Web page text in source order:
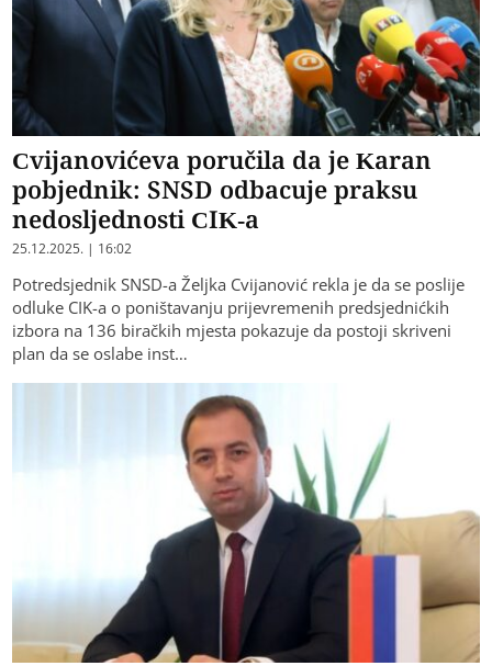
Cvijanovićeva poručila da je Karan
pobjednik: SNSD odbacuje praksu
nedosljednosti CIK-a
25.12.2025. | 16:02
Potredsjednik SNSD-a Željka Cvijanović rekla je da se poslije
odluke CIK-a o poništavanju prijevremenih predsjednićkih
izbora na 136 biračkih mjesta pokazuje da postoji skriveni
plan da se oslabe inst…